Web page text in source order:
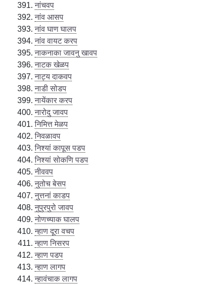
नांचवप
नांव आसप
नांव घाण घालप
नांव वायट करप
नाकनाका जावनु खावप
नाटक खेळप
नाट्य दाकवप
नाडी सोडप
नायेंकार करप
नारोदु जावप
निमित्त मेळप
निवळावप
निश्यां कापूस पडप
निश्यां सोकणि पडप
नीववप
नुतोच बेसप
नुत्तनां काडप
नुपुरपुरो जावप
नोणच्याक घालप
न्हाण दूरा वचप
न्हाण निसरप
न्हाण पडप
न्हाण लागप
न्हावंचाक लागप